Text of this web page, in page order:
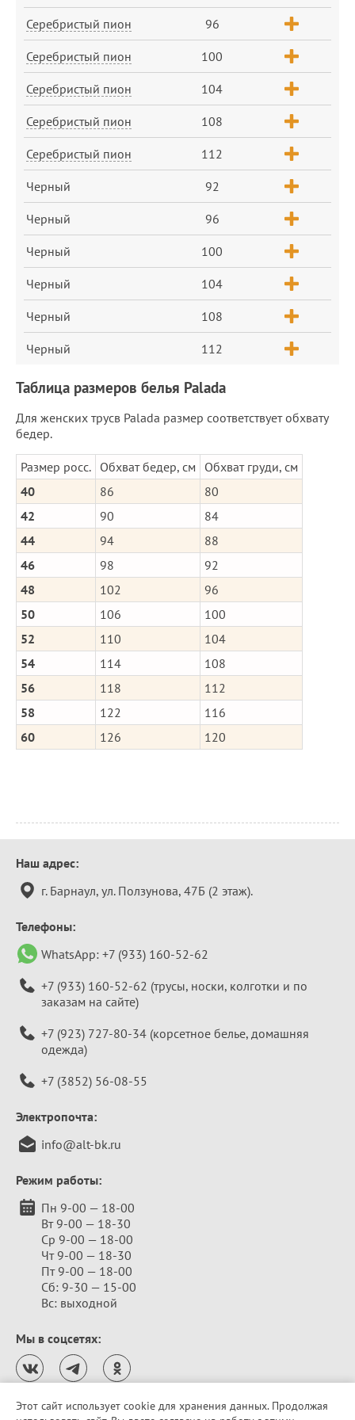
Серебристый пион 96
Серебристый пион 100
Серебристый пион 104
Серебристый пион 108
Серебристый пион 112
Черный 92
Черный 96
Черный 100
Черный 104
Черный 108
Черный 112
Таблица размеров белья Palada
Для женских трусв Palada размер соответствует обхвату
бедер.
Размер росс. Обхват бедер, см
Обхват груди, см
40
86
80
42
90
84
44
94
88
46
98
92
48
102
96
50
106
100
52
110
104
54
114
108
56
118
112
58
122
116
60
126 120
Контактная
информация
Наш адрес:
г. Барнаул, ул. Ползунова, 47Б (2 этаж).
Телефоны:
WhatsApp: +7 (933) 160-52-62
+7 (933) 160-52-62 (трусы, носки, колготки и по
заказам на сайте)
+7 (923) 727-80-34 (корсетное белье, домашняя
одежда)
+7 (3852) 56-08-55
Электропочта:
info@alt-bk.ru
Режим работы:
Пн 9-00 — 18-00
Вт 9-00 — 18-30
Ср 9-00 — 18-00
Чт 9-00 — 18-30
Пт 9-00 — 18-00
Сб: 9-30 — 15-00
Вс: выходной
Мы в соцсетях:
Этот сайт использует cookie для хранения данных. Продолжая